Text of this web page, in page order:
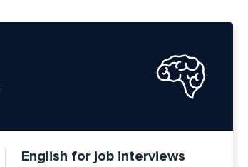
English for job interviews